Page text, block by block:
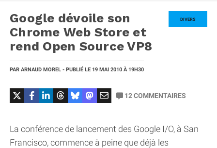
DIVERS
Google dévoile son
Chrome Web Store et
rend Open Source VP8
PAR ARNAUD MOREL - PUBLIÉ LE 19 MAI 2010 À 19H30
12COMMENTAIRES
La conférence de lancement des Google I/O, à San
Francisco, commence à peine que déjà les